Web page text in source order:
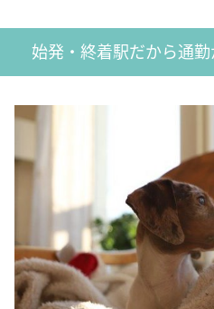
始発・終着駅だから通勤